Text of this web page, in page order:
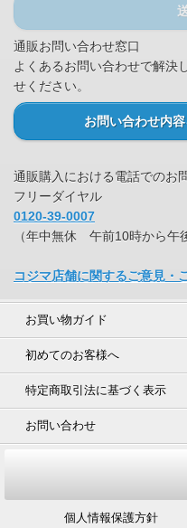
通販お問い合わせ窓口
よくあるお問い合わせで解決
せください。
お問い合わせ内
通販購入における電話でのお
フリーダイヤル
0120-39-0007
（年中無休 午前10時から午
コジマ店舗に関するご意見・
お買い物ガイド
初めてのお客様へ
特定商取引法に基づく表示
お問い合わせ
個人情報保護方針